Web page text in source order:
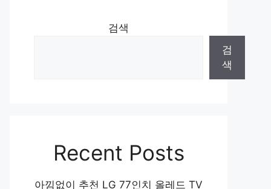
검색
검
색
Recent Posts
아낌없이 추천 LG 77인치 올레드 TV